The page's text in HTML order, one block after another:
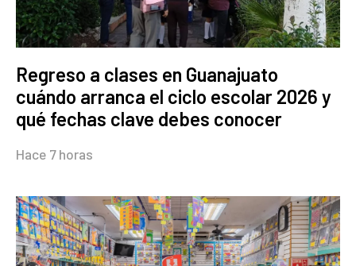
Regreso a clases en Guanajuato
cuándo arranca el ciclo escolar 2026 y
qué fechas clave debes conocer
Hace 7 horas